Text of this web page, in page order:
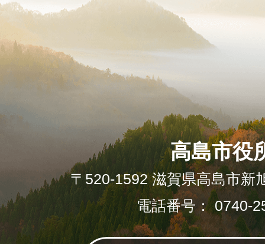
高島市役
〒520-1592 滋賀県高島市新
電話番号： 0740-